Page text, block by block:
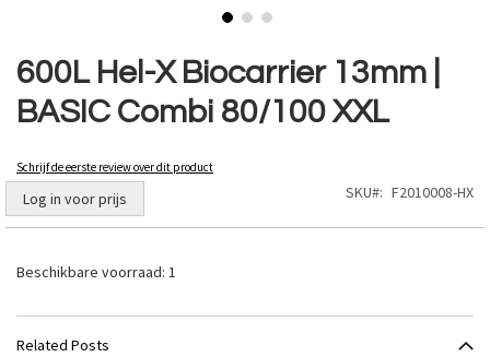
600L Hel-X Biocarrier 13mm |
BASIC Combi 80/100 XXL
Schrijf de eerste review over dit product
Log in voor prijs SKU F2010008-HX
Beschikbare voorraad: 1
naar
het
begin
van
afbeeldingen-
gallerij
Related Posts